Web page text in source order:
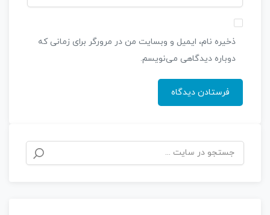
ذخیره نام، ایمیل و وبسایت من در مرورگر برای زمانی که
دوباره دیدگاهی می‌نویسم.